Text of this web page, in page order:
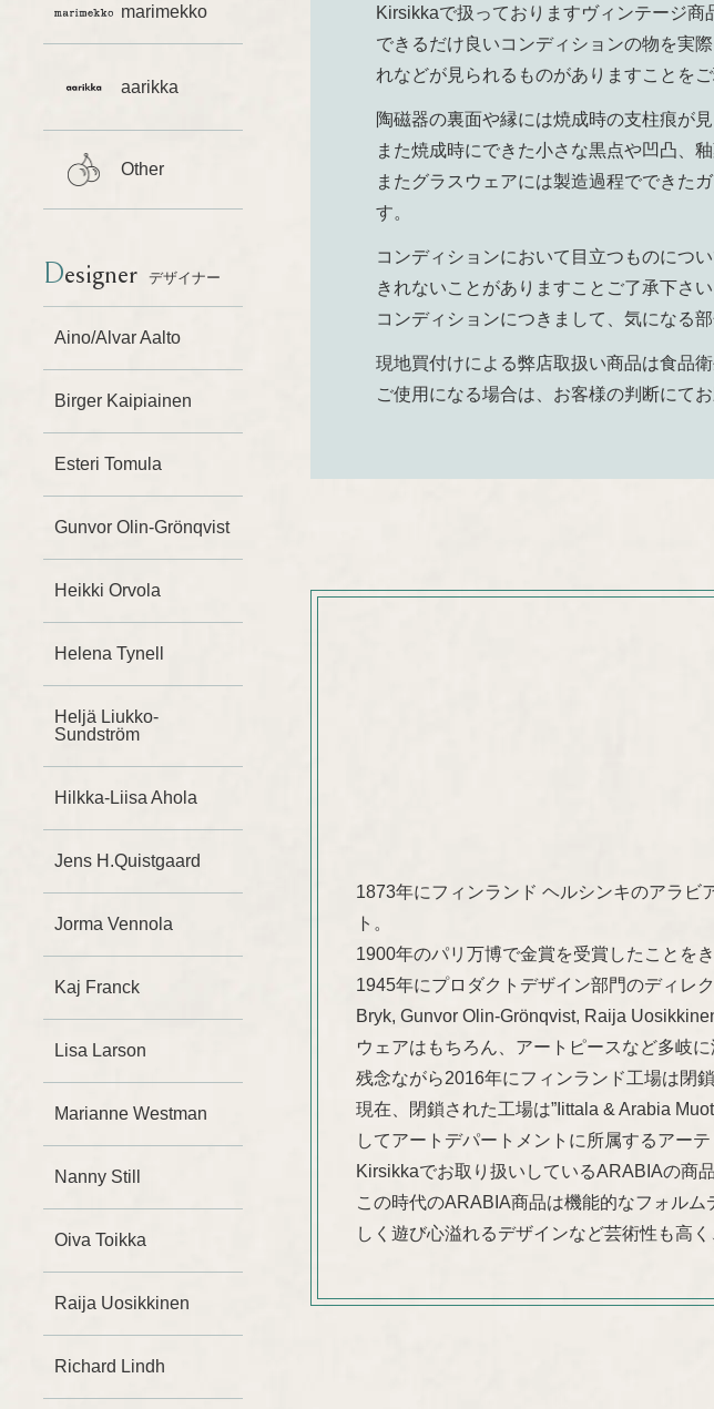
marimekko
aarikka
Other
Designer デザイナー
Aino/Alvar Aalto
Birger Kaipiainen
Esteri Tomula
Gunvor Olin-Grönqvist
Heikki Orvola
Helena Tynell
Heljä Liukko-
Sundström
Hilkka-Liisa Ahola
Jens H.Quistgaard
Jorma Vennola
Kaj Franck
Lisa Larson
Marianne Westman
Nanny Still
Oiva Toikka
Raija Uosikkinen
Richard Lindh
Kirsikkaで扱っておりますヴィンテージ商
できるだけ良いコンディションの物を実
れなどが見られるものがありますことを
陶磁器の裏面や縁には焼成時の支柱痕が
また焼成時にできた小さな黒点や凹凸、
またグラスウェアには製造過程でできた
す。
コンディションにおいて目立つものにつ
きれないことがありますことご了承下さい
コンディションにつきまして、気になる
現地買付けによる弊店取扱い商品は食品
ご使用になる場合は、お客様の判断にてお
1873年にフィンランド ヘルシンキのアラビ
ト。
1900年のパリ万博で金賞を受賞したことを
1945年にプロダクトデザイン部門のディレ
Bryk, Gunvor Olin-Grönqvist, Raija
ウェアはもちろん、アートピースなど多岐
残念ながら2016年にフィンランド工場は閉
現在、閉鎖された工場は”Iittala & Arabia
してアートデパートメントに所属するアー
Kirsikkaでお取り扱いしているARABIAの商
この時代のARABIA商品は機能的なフォル
しく遊び心溢れるデザインなど芸術性も高